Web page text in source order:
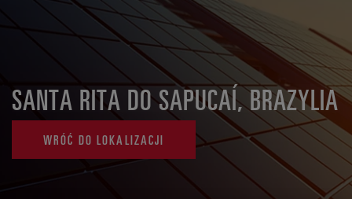
SANTA RITA DO SAPUCAÍ, BRAZYLIA
WRÓĆ DO LOKALIZACJI